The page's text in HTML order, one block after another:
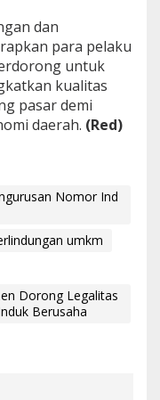
dan
para pelaku
untuk
kualitas
pasar demi
daerah. (Red)
Nomor Ind
umkm
Dorong Legalitas
Berusaha